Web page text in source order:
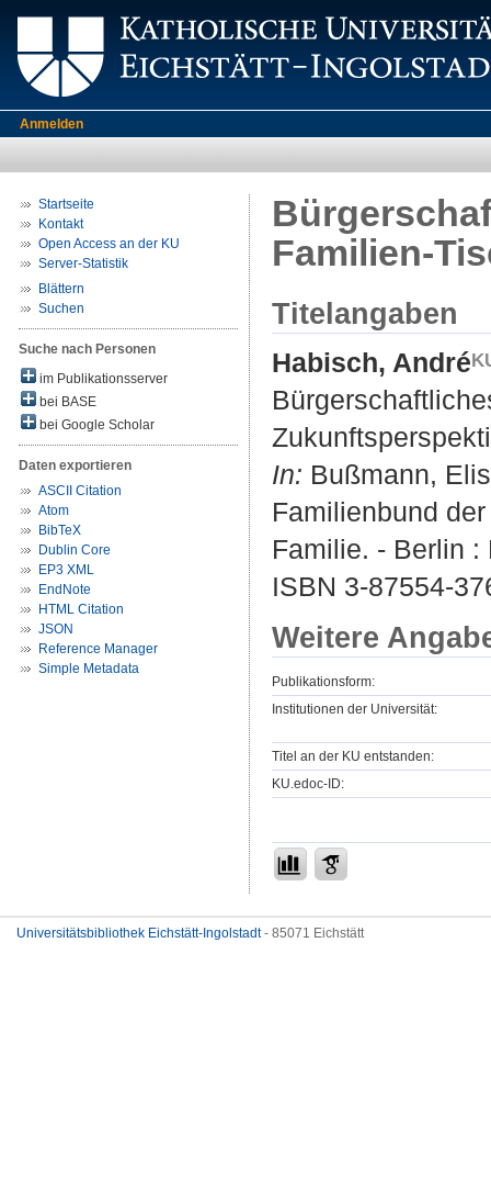
Anmelden
Startseite
Kontakt
Open Access an der KU
Server-Statistik
Blättern
Suchen
Suche nach Personen
im Publikationsserver
bei BASE
bei Google Scholar
Daten exportieren
ASCII Citation
Atom
BibTeX
Dublin Core
EP3 XML
EndNote
HTML Citation
JSON
Reference Manager
Simple Metadata
Familien-
Titelangaben
Habisch, André
In: Bußmann,
Familienbund
Familie. - Berlin :
ISBN 3-87554-
Weitere
Publikationsform:
Institutionen der Universität:
Titel an der KU entstanden:
KU.edoc-ID:
Universitätsbibliothek Eichstätt-Ingolstadt- 85071 Eichstätt